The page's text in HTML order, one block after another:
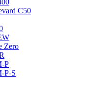
C50
Zero
P
P-S